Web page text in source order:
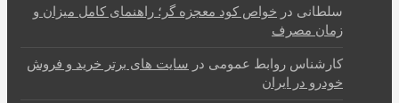
سلطانی در خواص کود معجزه گر؛ راهنمای کامل میزان و
زمان مصرف
کارشناس روابط عمومی در سایت های برتر خرید و فروش
خودرو در ایران